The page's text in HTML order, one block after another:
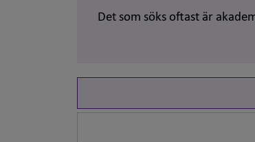
Det som söks oftast är